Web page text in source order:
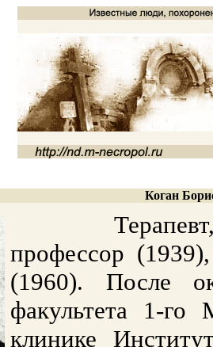
Коган
Терапевт,
профессор
(1960). После
факультета 1-
клинике